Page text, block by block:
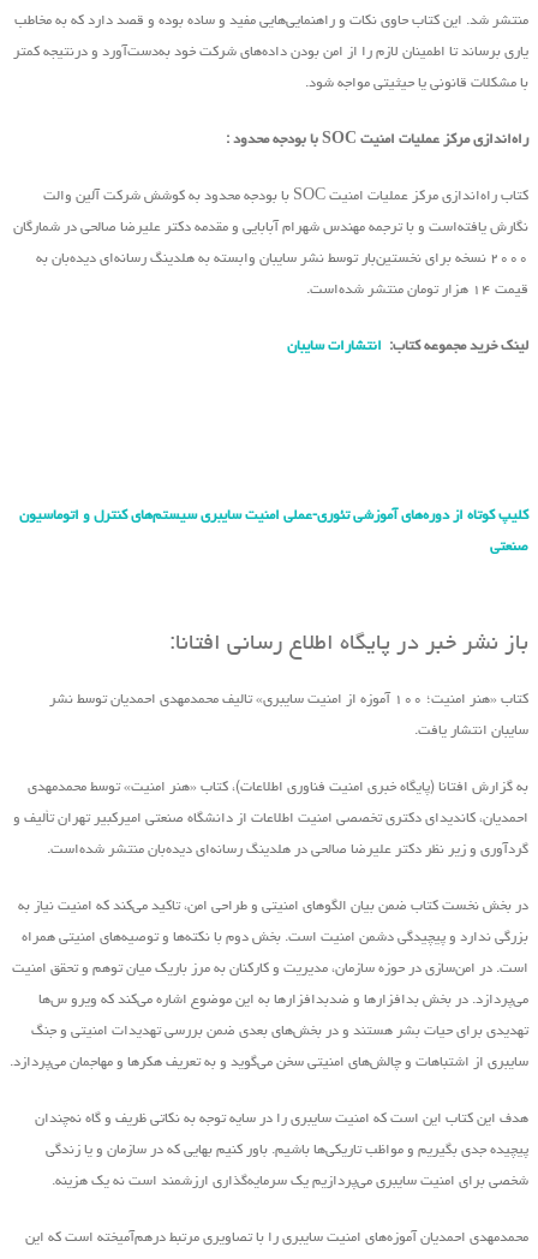
منتشر شد. این کتاب حاوی نکات و راهنمایی‌هایی مفید و ساده بوده و قصد دارد که به مخاطب
یاری برساند تا اطمینان لازم را از امن بودن داده‌های شرکت خود به‌دست‌آورد و درنتیجه کمتر
با مشکلات قانونی یا حیثیتی مواجه شود.
راه‌اندازی مرکز عملیات امنیت SOC با بودجه محدود :
کتاب راه‌اندازی مرکز عملیات امنیت SOC با بودجه محدود به کوشش شرکت آلین والت
نگارش یافته‌است و با ترجمه مهندس شهرام آبابایی و مقدمه دکتر علیرضا صالحی در شمارگان
۲۰۰۰ نسخه برای نخستین‌بار توسط نشر سایبان وابسته به هلدینگ رسانه‌ای دیده‌بان به
قیمت ۱۴ هزار تومان منتشر شده‌است.
لینک خرید مجموعه کتاب: انتشارات سایبان
کلیپ کوتاه از دوره‌های آموزشی تئوری-عملی امنیت سایبری سیستم‌های کنترل و اتوماسیون
صنعتی
باز نشر خبر در پایگاه اطلاع رسانی افتانا:
کتاب «هنر امنیت؛ ۱۰۰ آموزه از امنیت سایبری» تالیف محمدمهدی احمدیان توسط نشر
سایبان انتشار یافت.
به گزارش افتانا (پایگاه خبری امنیت فناوری اطلاعات)، کتاب «هنر امنیت» توسط محمدمهدی
احمدیان، کاندیدای دکتری تخصصی امنیت اطلاعات از دانشگاه صنعتی امیرکبیر تهران تألیف و
گردآوری و زیر نظر دکتر علیرضا صالحی در هلدینگ رسانه‌ای دیده‌بان منتشر شده‌است.
در بخش نخست کتاب ضمن بیان الگوهای امنیتی و طراحی امن، تاکید می‌کند که امنیت نیاز به
بزرگی ندارد و پیچیدگی دشمن امنیت است. بخش دوم با نکته‌ها و توصیه‌های امنیتی همراه
است. در امن‌سازی در حوزه‌ سازمان، مدیریت و کارکنان به مرز باریک میان توهم و تحقق امنیت
می‌پردازد. در بخش بدافزارها و ضدبدافزارها به این موضوع اشاره می‌کند که ویرو س‌ها
تهدیدی برای حیات بشر هستند و در بخش‌های بعدی ضمن بررسی تهدیدات امنیتی و جنگ
سایبری از اشتباهات و چالش‌های امنیتی سخن می‌گوید و به تعریف هکرها و مهاجمان می‌پردازد.
هدف این کتاب این است که امنیت سایبری را در سایه توجه به نکاتی ظریف و گاه نه‌چندان
پیچیده جدی بگیریم و مواظب تاریکی‌ها باشیم. باور کنیم بهایی که در سازمان و یا زندگی
شخصی برای امنیت سایبری می‌پردازیم یک سرمایه‌گذاری ارزشمند است نه یک هزینه.
محمدمهدی احمدیان آموزه‌های امنیت سایبری را با تصاویری مرتبط درهم‌آمیخته است که این